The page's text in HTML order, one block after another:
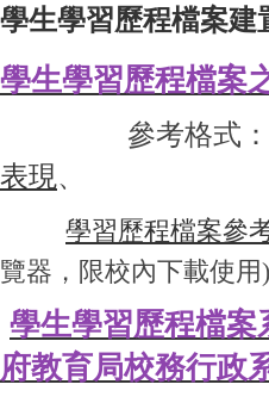
學生學習歷程檔案建
學生學習歷程檔案
參考格式：
表現、
學習歷程檔案參
覽器，限校內下載使用)
學生學習歷程檔
府教育局校務行政